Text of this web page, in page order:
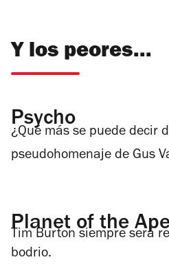
Y los peores...
Psycho
¿Qué más se puede decir
pseudohomenaje de Gus
Planet of the
Tim Burton siempre será
bodrio.